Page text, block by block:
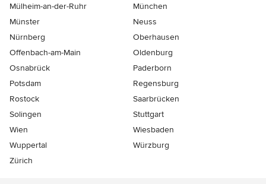
Mülheim-an-der-Ruhr
München
Münster
Neuss
Nürnberg
Oberhausen
Offenbach-am-Main
Oldenburg
Osnabrück
Paderborn
Potsdam
Regensburg
Rostock
Saarbrücken
Solingen
Stuttgart
Wien
Wiesbaden
Wuppertal
Würzburg
Zürich